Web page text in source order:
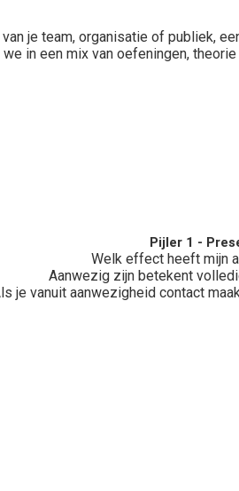
je team, organisatie of publiek,
in een mix van oefeningen,
Pijler 1 -
Welk effect heeft mijn
Aanwezig zijn betekent
je vanuit aanwezigheid contact